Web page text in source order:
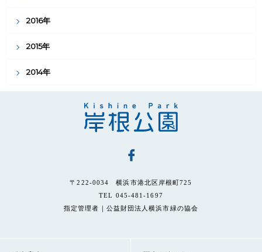
2016年
2015年
2014年
〒222-0034 横浜市港北区岸根町725
TEL 045-481-1697
指定管理者｜公益財団法人横浜市緑の協会